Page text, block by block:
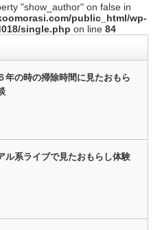
"show_author" on false in
public_html/wp-
single.php on line 84
年の時の掃除時間に見たおもら
ル系ライブで見たおもらし体験